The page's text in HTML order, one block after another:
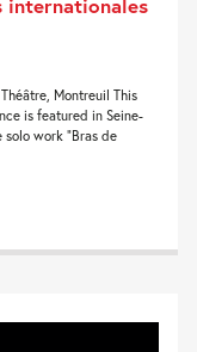
internationales
Montreuil This
is featured in Seine-
work “Bras de